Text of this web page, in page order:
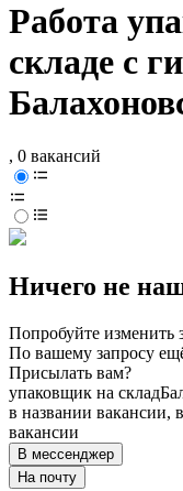
Работа
складе с
, 0 вакансий
Ничего не
Попробуйте изменить
По вашему запросу
Присылать вам?
упаковщик на склад
в названии вакансии,
вакансии
В мессенджер
На почту